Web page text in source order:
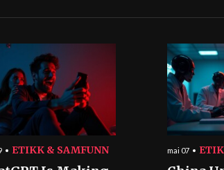
ETIKK & SAMFUNN mai 07